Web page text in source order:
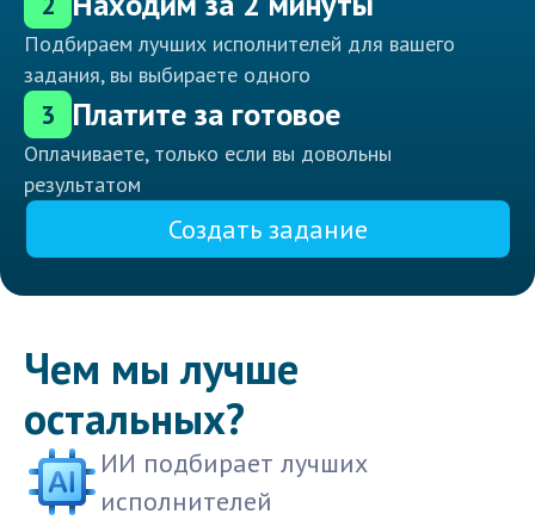
Подбираем лучших исполнителей для вашего
задания, вы выбираете одного
3 Платите за готовое
Оплачиваете, только если вы довольны
результатом
Создать задание
Чем мы лучше
остальных?
ИИ подбирает лучших
исполнителей